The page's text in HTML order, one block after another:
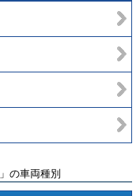
の車両種別